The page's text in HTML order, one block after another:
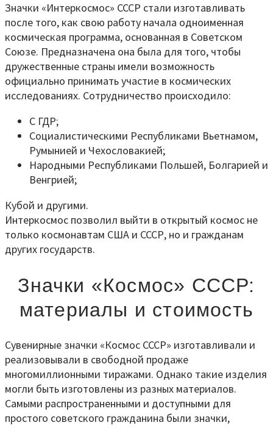
Значки «Интеркосмос» СССР стали изготавливать
после того, как свою работу начала одноименная
космическая программа, основанная в Советском
Союзе. Предназначена она была для того, чтобы
дружественные страны имели возможность
официально принимать участие в космических
исследованиях. Сотрудничество происходило:
С ГДР;
Социалистическими Республиками Вьетнамом,
Румынией и Чехословакией;
Народными Республиками Польшей, Болгарией и
Венгрией;
Кубой и другими.
Интеркосмос позволил выйти в открытый космос не
только космонавтам США и СССР, но и гражданам
других государств.
Значки «Космос» СССР:
материалы и стоимость
Сувенирные значки «Космос СССР» изготавливали и
реализовывали в свободной продаже
многомиллионными тиражами. Однако такие изделия
могли быть изготовлены из разных материалов.
Самыми распространенными и доступными для
простого советского гражданина были значки,